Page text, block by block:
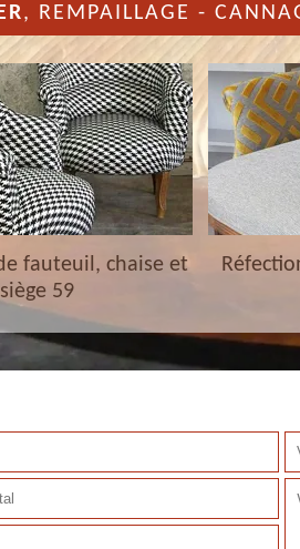
, REMPAILLAGE -
fauteuil, chaise et
siège 59